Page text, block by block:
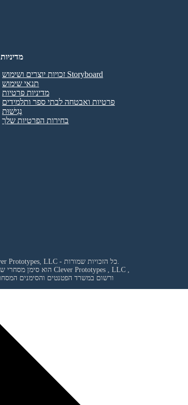
מדיניות
זכויות יוצרים ושימוש Storyboard
תנאי שימוש
מדיניות פרטיות
פרטיות ואבטחה לבתי ספר ותלמידים
נְגִישׁוּת
בחירות הפרטיות שלך
© 2026 - Clever Prototypes, LLC - כל הזכויות שמורות.
Clever Prototypes , LLC ,
ורשום במשרד הפטנטים והסימנים